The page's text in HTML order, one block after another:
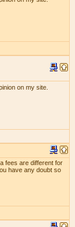
on my site.
fees are different for
have any doubt so